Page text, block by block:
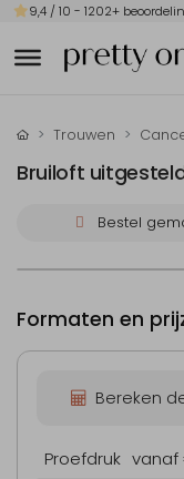
9,4 / 10 - 1202+
Trouwen
Bruiloft
Bestel
Formaten en
Bereken
Proefdruk vanaf